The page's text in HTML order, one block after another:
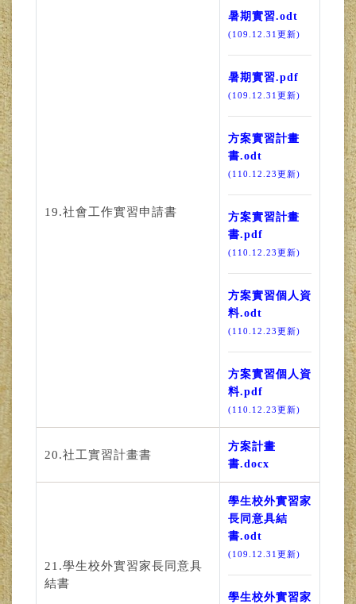
19.社會工作實習申請書
暑期實習.odt
(109.12.31更新)
暑期實習.pdf
(109.12.31更新)
方案實習計畫
書.odt
(110.12.23更新)
方案實習計畫
書.pdf
(110.12.23更新)
方案實習個人資
料.odt
(110.12.23更新)
方案實習個人資
料.pdf
(110.12.23更新)
20.社工實習計畫書
方案計畫
書.docx
21.學生校外實習家長同意具
結書
學生校外實習家
長同意具結
書.odt
(109.12.31更新)
學生校外實習家